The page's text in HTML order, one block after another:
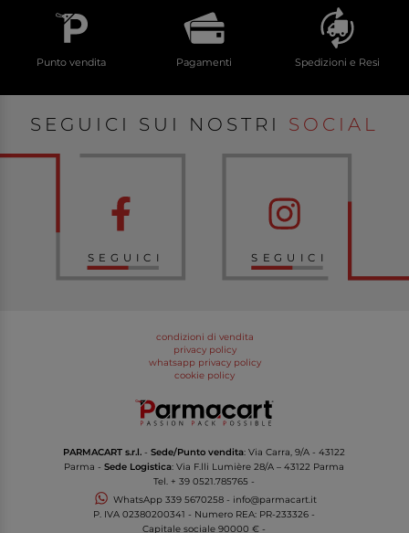
Punto vendita Pagamenti Spedizioni e Resi
SEGUICI SUI NOSTRI SOCIAL
SEGUICI SEGUICI
condizioni di vendita
privacy policy
whatsapp privacy policy
cookie policy
PARMACART s.r.l. -Sede/Punto vendita: Via Carra, 9/A - 43122
Parma -Sede Logistica: Via F.lli Lumière 28/A – 43122 Parma
Tel. + 39 0521.785765 -
WhatsApp 339 5670258- info@parmacart.it
P. IVA02380200341 - Numero REA: PR-233326 -
Capitale sociale 90000 € -